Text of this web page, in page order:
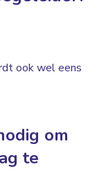
ook wel eens
om
te